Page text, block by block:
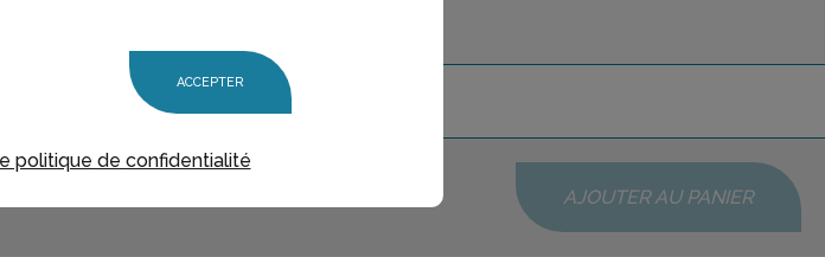
AJOUTER AU PANIER
ACCEPTER
politique de confidentialité